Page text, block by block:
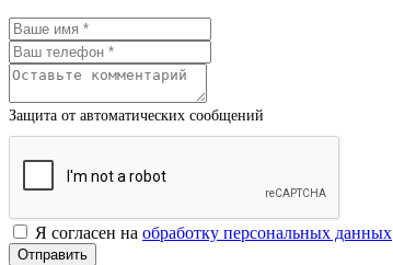
Защита от автоматических сообщений
Я согласен на обработку персональных данных